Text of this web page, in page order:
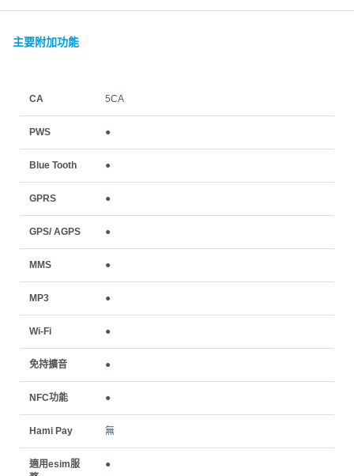
主要附加功能
CA 5CA
PWS ●
Blue Tooth ●
GPRS ●
GPS/ AGPS ●
MMS ●
MP3 ●
Wi-Fi ●
免持擴音 ●
NFC功能 ●
Hami Pay 無
適用esim服
●